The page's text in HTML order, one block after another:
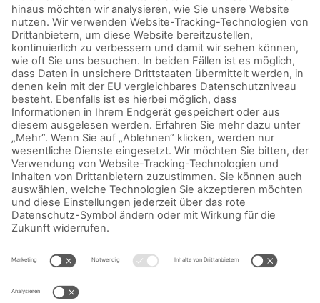
IMPRESSUM DATENSCHUTZERKLÄRUNG AGB KONTAKT
© Aurora Mühlen GmbH - Trettaustraße 49 – D-21107 Hamburg